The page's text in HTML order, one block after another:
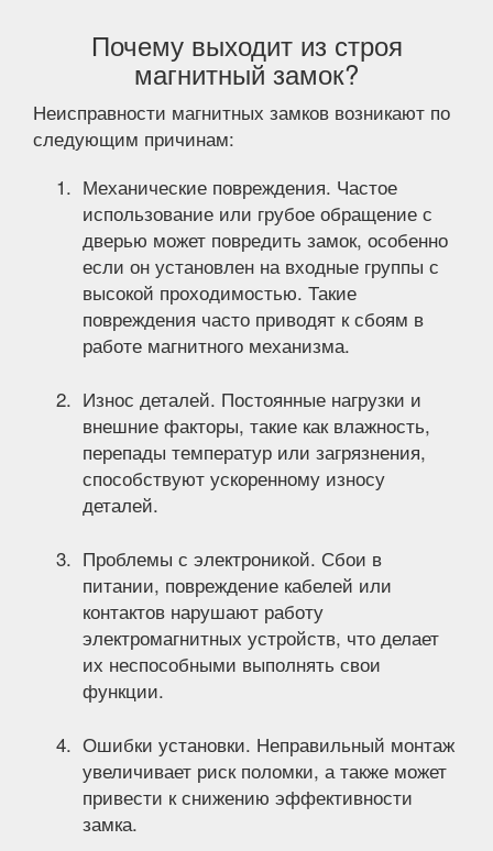
Почему выходит из строя
магнитный замок?
Неисправности магнитных замков возникают по
следующим причинам:
Механические повреждения. Частое
использование или грубое обращение с
дверью может повредить замок, особенно
если он установлен на входные группы с
высокой проходимостью. Такие
повреждения часто приводят к сбоям в
работе магнитного механизма.
Износ деталей. Постоянные нагрузки и
внешние факторы, такие как влажность,
перепады температур или загрязнения,
способствуют ускоренному износу
деталей.
Проблемы с электроникой. Сбои в
питании, повреждение кабелей или
контактов нарушают работу
электромагнитных устройств, что делает
их неспособными выполнять свои
функции.
Ошибки установки. Неправильный монтаж
увеличивает риск поломки, а также может
привести к снижению эффективности
замка.